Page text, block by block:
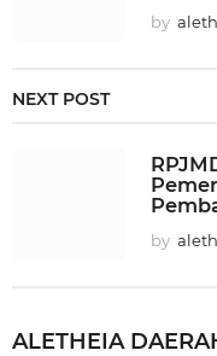
by
NEXT POST
by
ALETHEIA